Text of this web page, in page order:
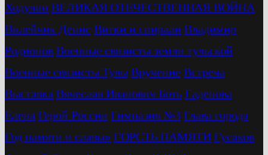
Ходулин ВЕЛИКАЯ ОТЕЧЕСТВЕННАЯ ВОЙНА
Вилейчик Денис Витки и спирали Владимир
Родионов Военные связисты земли тульской
Военные связисты Тулы Вручение Встреча
Выставка Вячеслав Иванович Боть Гаденова
Елена Герой России Гимназия №3 Глава города
Год памяти и славы» ГОРСТЬ ПАМЯТИ Гусаков